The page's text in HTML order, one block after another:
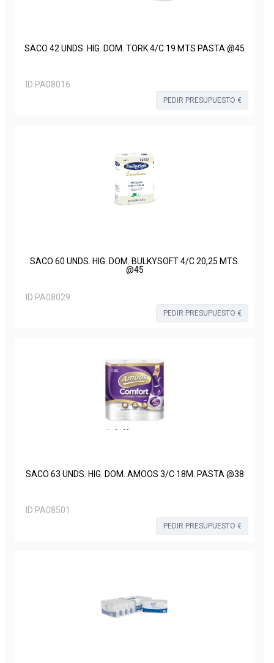
SACO 42 UNDS. HIG. DOM. TORK 4/C 19 MTS PASTA @45
ID:PA08016
PEDIR PRESUPUESTO €
SACO 60 UNDS. HIG. DOM. BULKYSOFT 4/C 20,25 MTS.
@45
ID:PA08029
PEDIR PRESUPUESTO €
SACO 63 UNDS. HIG. DOM. AMOOS 3/C 18M. PASTA @38
ID:PA08501
PEDIR PRESUPUESTO €